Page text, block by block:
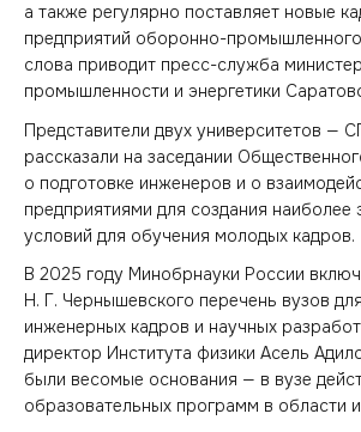
а также регулярно поставляет новые
предприятий оборонно-
слова приводит пресс-служба
промышленности и энергетики
Представители двух университетов —
рассказали на заседании
о подготовке инженеров и о
предприятиями для создания наиболее
условий для обучения молодых кадров.
В 2025 году Минобрнауки России
Н. Г. Чернышевского перечень вузов
инженерных кадров и научных
директор Института физики Асель
были весомые основания — в вузе
образовательных программ в области